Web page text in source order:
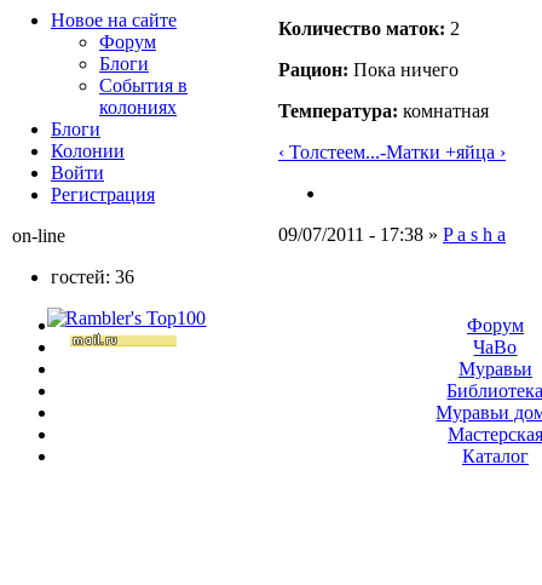
Количество маток: 2
Рацион: Пока ничего
Температура: комнатная
‹ Толстеем...-Матки +яйца ›
09/07/2011 - 17:38 » P a s h a
Новое на сайте
Форум
Блоги
События в
колониях
Блоги
Колонии
Войти
Peгиcтpaция
on-line
гостей: 36
Форум
ЧаВо
Муравьи
Муравьи
Мастерская
Каталог